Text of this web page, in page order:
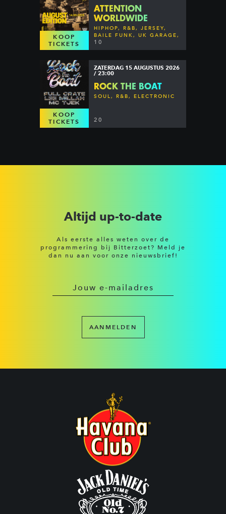
KOOP
TICKETS
ATTENTION
WORLDWIDE
HIPHOP, R&B, JERSEY,
BAILE FUNK, UK GARAGE,
DANCEHALL & MORE
10
KOOP
TICKETS
ZATERDAG 15 AUGUSTUS 2026
/ 23:00
ROCK THE BOAT
SOUL, R&B, ELECTRONIC
20
Altijd up-to-date
Als eerste alles weten over de
programmering bij Bitterzoet? Meld je
dan nu aan voor onze nieuwsbrief!
AANMELDEN